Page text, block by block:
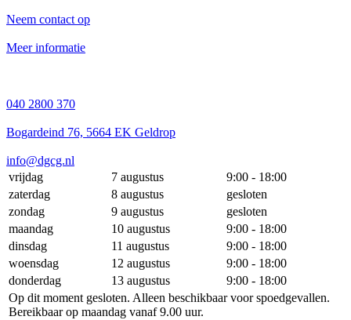
Neem contact op
Meer informatie
040 2800 370
Bogardeind 76, 5664 EK Geldrop
info@dgcg.nl
vrijdag
7 augustus
9:00 - 18:00
zaterdag
8 augustus
gesloten
zondag
9 augustus
gesloten
maandag
10 augustus
9:00 - 18:00
dinsdag
11 augustus
9:00 - 18:00
woensdag
12 augustus
9:00 - 18:00
donderdag
13 augustus
9:00 - 18:00
Op dit moment gesloten. Alleen beschikbaar voor spoedgevallen.
Bereikbaar op maandag vanaf 9.00 uur.